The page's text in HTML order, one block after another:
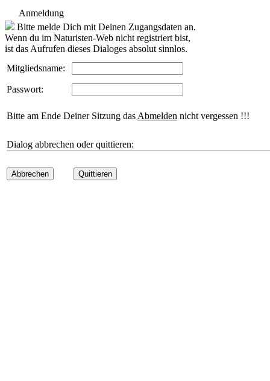
Anmeldung
Bitte melde Dich mit Deinen Zugangsdaten an.
Wenn du im Naturisten-Web nicht registriert bist,
ist das Aufrufen dieses Dialoges absolut sinnlos.
Mitgliedsname:
Passwort:
Bitte am Ende Deiner Sitzung das Abmelden nicht vergessen !!!
Dialog abbrechen oder quittieren:
Abbrechen Quittieren